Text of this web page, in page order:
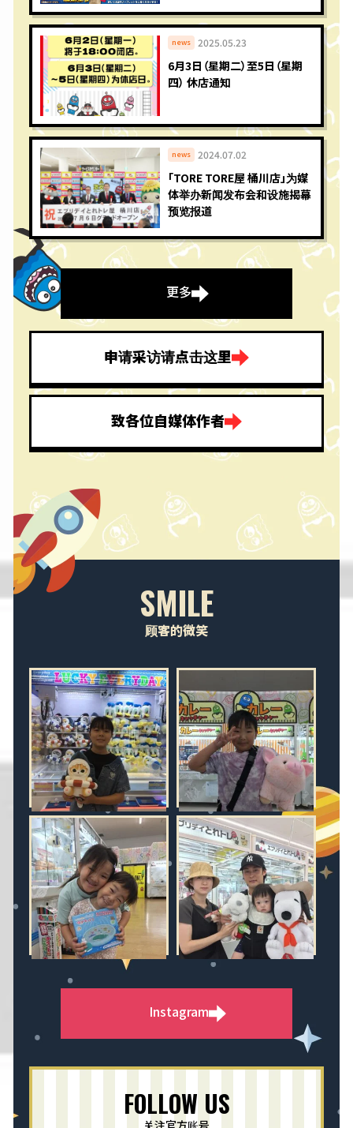
news
6月3日（星期二）至5日（星期
四） 休店通知
2025.05.23
news
「TORE TORE屋 桶川店」为媒
体举办新闻发布会和设施揭幕
预览报道
2024.07.02
更多
申请采访请点击这里
致各位自媒体作者
SMILE
顾客的微笑
Instagram
FOLLOW US
关注官方账号